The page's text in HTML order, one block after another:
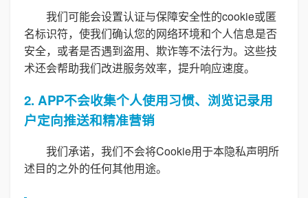
我们可能会设置认证与保障安全性的cookie或匿
名标识符，使我们确认您的网络环境和个人信息是否
安全，或者是否遇到盗用、欺诈等不法行为。这些技
术还会帮助我们改进服务效率，提升响应速度。
2. APP不会收集个人使用习惯、浏览记录用
户定向推送和精准营销
我们承诺，我们不会将Cookie用于本隐私声明所
述目的之外的任何其他用途。